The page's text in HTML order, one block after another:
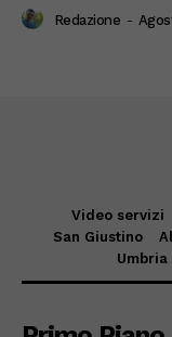
Redazione -
Video servizi
San Giustino
Umbria